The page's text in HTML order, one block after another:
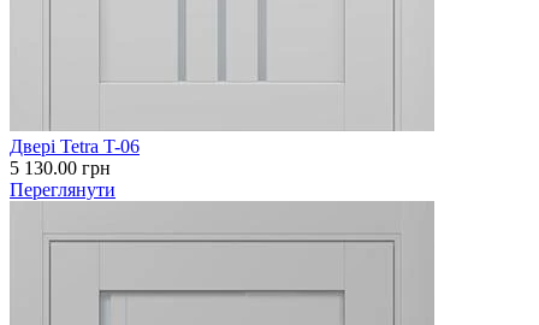
Двері Tetra T-06
5 130.00 грн
Переглянути